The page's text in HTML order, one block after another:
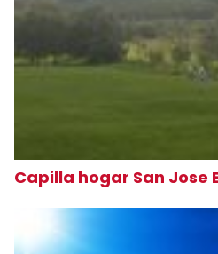
Capilla hogar San Jose